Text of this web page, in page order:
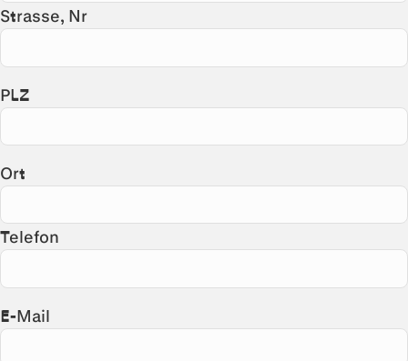
Strasse, Nr
PLZ
Ort
Telefon
E-Mail